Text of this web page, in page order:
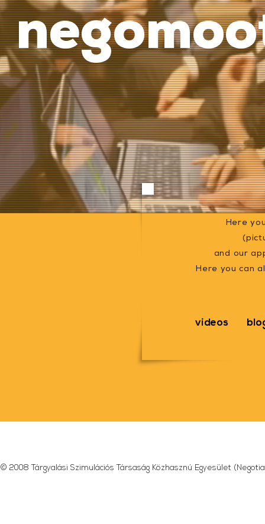
Here
and our
Here you can
videos
© 2008 Tárgyalási Szimulációs Társaság Közhasznú Egyesület